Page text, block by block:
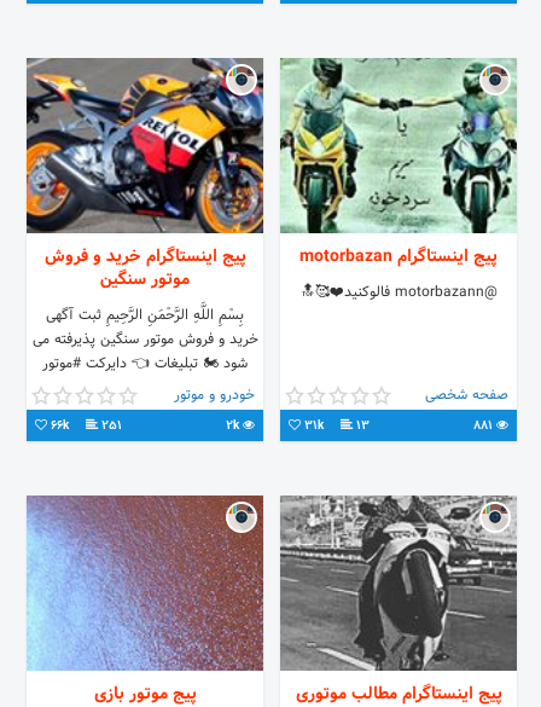
پیج اینستاگرام motorbazan
@motorbazann فالوکنید❤️🥰🔝
صفحه شخصی
13
31k
پیج اینستاگرام خرید و فروش
موتور سنگین
بِسْمِ اللَّهِ الرَّحْمَنِ الرَّحِیمِ ثبت آگهی
خرید و فروش موتور سنگین پذیرفته می
شود 🏍 تبلیغات 👈 دایرکت #موتور
#موتورسنگین #موتور_سنگیk
خودرو و موتور
2k
251
66k
پیج اینستاگرام مطالب موتوری
پیج موتور بازی